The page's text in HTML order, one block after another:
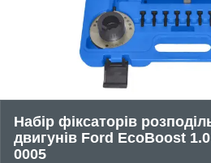
Набір фіксаторів
двигунів Ford EcoBoost
0005